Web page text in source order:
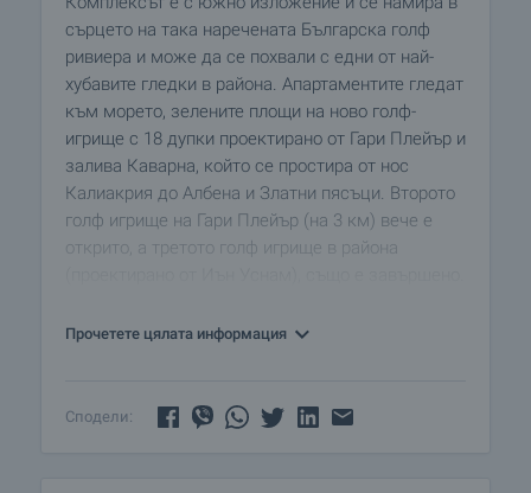
сърцето на така наречената Българска голф
ривиера и може да се похвали с едни от най-
хубавите гледки в района. Апартаментите гледат
към морето, зелените площи на ново голф-
игрище с 18 дупки проектирано от Гари Плейър и
залива Каварна, който се простира от нос
Калиакрия до Албена и Златни пясъци. Второто
голф игрище на Гари Плейър (на 3 км) вече е
открито, а третото голф игрище в района
КУРОРТЪТ
дел Сол и българските архитекти АДА и СТОАРХ,
Прочетете цялата информация
Сподели: